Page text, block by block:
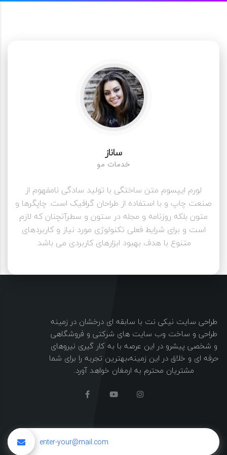
ساناز
خدمات مو
لورم ایپسوم متن ساختگی با تولید سادگی نامفهوم از
صنعت چاپ و با استفاده از طراحان گرافیک است. چاپگرها و
متون بلکه روزنامه و مجله در ستون و سطرآنچنان که لازم
است و برای شرایط فعلی تکنولوژی مورد نیاز و کاربردهای
متنوع با هدف بهبود ابزارهای کاربردی می باشد.
طراحی سایت نیکی نت با سابقه ای درخشان در زمینه
طراحی و ساخت وب سایت های شرکتی و فروشگاهی
و شخصی پیشرو در این عرصه با به کار گیری نیروهای
حرفه ای و خلاق در این زمینه،بهترین تجربه را برای شما
مشتریان محترم به ارمغان خواهد آورد.